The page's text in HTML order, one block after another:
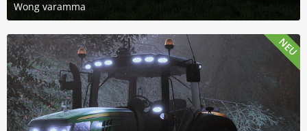
Wong varamma
19. Juli 2026 um 14:38
2
NEU